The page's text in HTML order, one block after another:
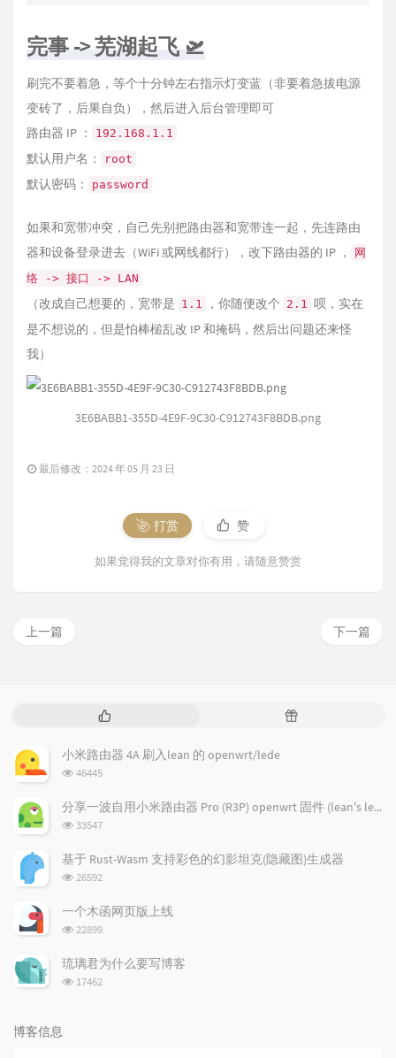
完事 -> 芜湖起飞 🛫
刷完不要着急，等个十分钟左右指示灯变蓝（非要着急拔电源
变砖了，后果自负），然后进入后台管理即可
路由器 IP ：
192.168.1.1
默认用户名： root
默认密码： password
如果和宽带冲突，自己先别把路由器和宽带连一起，先连路由
器和设备登录进去（WiFi 或网线都行），改下路由器的 IP ，
网
络 -> 接口 -> LAN
（改成自己想要的，宽带是 1.1 ，你随便改个 2.1 呗，实在
是不想说的，但是怕棒槌乱改 IP 和掩码，然后出问题还来怪
我）
3E6BABB1-355D-4E9F-9C30-C912743F8BDB.png
最后修改：2024 年 05 月 23 日
打赏 赞
如果觉得我的文章对你有用，请随意赞赏
下一篇
上一篇
文
章
随
小米路由器 4A 刷入lean 的 openwrt/lede
浏
次
数:
46445
分享一波自用小米路由器 Pro (R3P) openwrt 固件 (lean's lede)
浏
次
数:
33547
基于 Rust-Wasm 支持彩色的幻影坦克(隐藏图)生成器
浏
次
数:
26592
一个木函网页版上线
浏
次
数:
22899
琉璃君为什么要写博客
浏
17462
博客信息